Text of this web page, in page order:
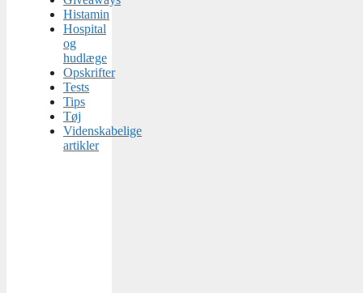
Histamin
Hospital
og
hudlæge
Opskrifter
Tests
Tips
Tøj
Videnskabelige
artikler